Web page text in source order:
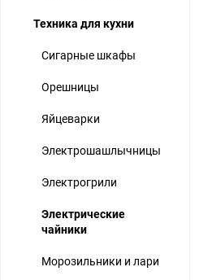
Техника для кухни
Сигарные шкафы
Орешницы
Яйцеварки
Электрошашлычницы
Электрогрили
Электрические
чайники
Морозильники и лари